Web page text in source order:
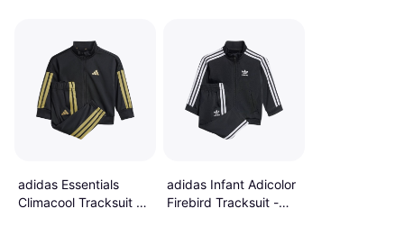
adidas Essentials
Climacool Tracksuit -
adidas Infant Adicolor
Firebird Tracksuit -